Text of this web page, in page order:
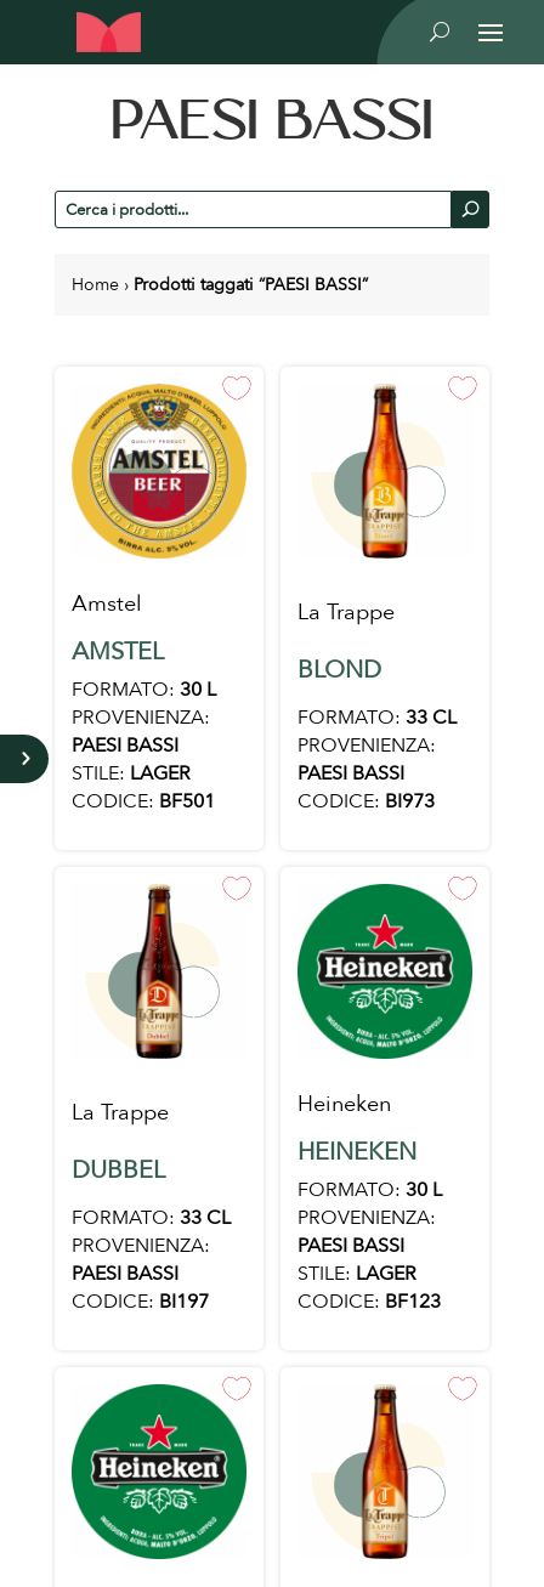
U
PAESI BASSI
Cerca
prodotti
U
Home › Prodotti taggati “PAESI BASSI”
5
Amstel
AMSTEL
FORMATO: 30 L
PROVENIENZA:
PAESI BASSI
STILE: LAGER
CODICE: BF501
La Trappe
BLOND
FORMATO: 33 CL
PROVENIENZA:
PAESI BASSI
CODICE: BI973
La Trappe
DUBBEL
FORMATO: 33 CL
PROVENIENZA:
PAESI BASSI
CODICE: BI197
Heineken
HEINEKEN
FORMATO: 30 L
PROVENIENZA:
PAESI BASSI
STILE: LAGER
CODICE: BF123